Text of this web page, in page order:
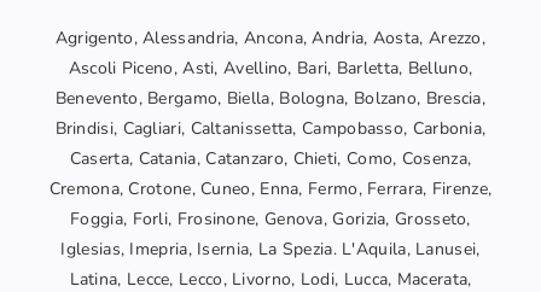
Agrigento, Alessandria, Ancona, Andria, Aosta, Arezzo,
Ascoli Piceno, Asti, Avellino, Bari, Barletta, Belluno,
Benevento, Bergamo, Biella, Bologna, Bolzano, Brescia,
Brindisi, Cagliari, Caltanissetta, Campobasso, Carbonia,
Caserta, Catania, Catanzaro, Chieti, Como, Cosenza,
Cremona, Crotone, Cuneo, Enna, Fermo, Ferrara, Firenze,
Foggia, Forli, Frosinone, Genova, Gorizia, Grosseto,
Iglesias, Imepria, Isernia, La Spezia. L'Aquila, Lanusei,
Latina, Lecce, Lecco, Livorno, Lodi, Lucca, Macerata,